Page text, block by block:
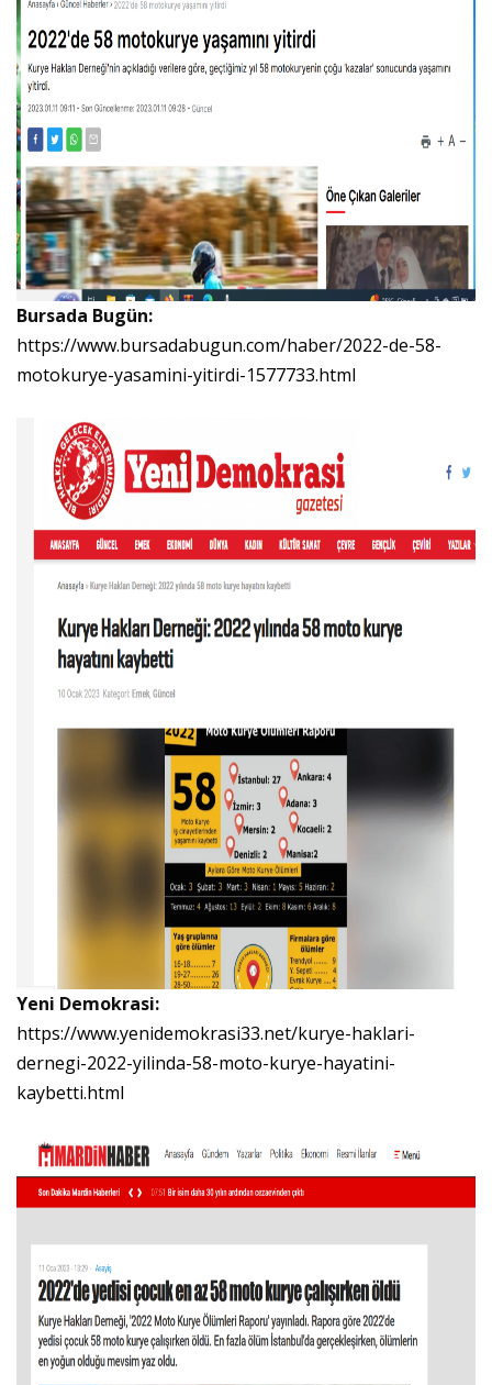
Bursada Bugün:
https://www.bursadabugun.com/haber/2022-de-58-
motokurye-yasamini-yitirdi-1577733.html
Yeni Demokrasi:
https://www.yenidemokrasi33.net/kurye-haklari-
dernegi-2022-yilinda-58-moto-kurye-hayatini-
kaybetti.html